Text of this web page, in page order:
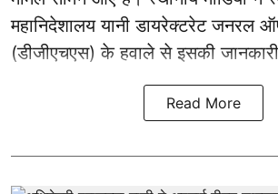
महानिदेशालय यानी डायरेक्टरेट जनरल
(डीजीएचएस) के हवाले से इसकी
Read More